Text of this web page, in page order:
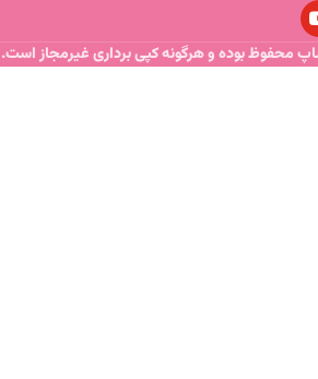
محفوظ بوده و هرگونه کپی برداری غیرمجاز است.